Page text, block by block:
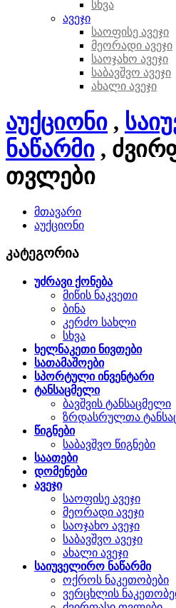
სხვა
ავეჯი
საოფისე ავეჯი
მეორადი ავეჯი
საოჯახო ავეჯი
საბავშვო ავეჯი
ახალი ავეჯი
აუქციონი ,
ნაწარმი ,
თვლები
მთავარი
აუქციონი
კატეგორია
უძრავი ქონება
მიწის ნაკვეთი
ბინა
კერძო სახლი
სხვა
ხელნაკეთი ნივთები
სათამაშოები
სპორტული ინვენტარი
ტანსაცმელი
ბავშვის ტანსაცმელი
ზრდასრულთა
წიგნები
საბავშვო წიგნები
საათები
დომენები
ავეჯი
საოფისე ავეჯი
მეორადი ავეჯი
საოჯახო ავეჯი
საბავშვო ავეჯი
ახალი ავეჯი
საიუველირო ნაწარმი
ოქროს ნაკეთობები
ვერცხლის